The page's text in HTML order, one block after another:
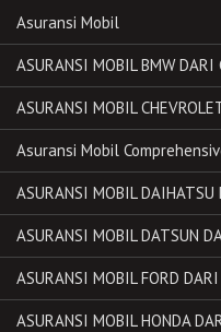
Asuransi Mobil
ASURANSI MOBIL BMW DARI
ASURANSI MOBIL
Asuransi Mobil
ASURANSI MOBIL DAIHATSU
ASURANSI MOBIL DATSUN
ASURANSI MOBIL FORD
ASURANSI MOBIL HONDA